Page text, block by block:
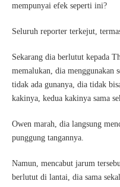
mempunyai efek seperti ini?
Seluruh reporter terkejut,
Sekarang dia berlutut kepada
memalukan, dia menggunakan
tidak ada gunanya, dia tidak
kakinya, kedua kakinya sama
Owen marah, dia langsung
punggung tangannya.
Namun, mencabut jarum
berlutut di lantai, dia sama